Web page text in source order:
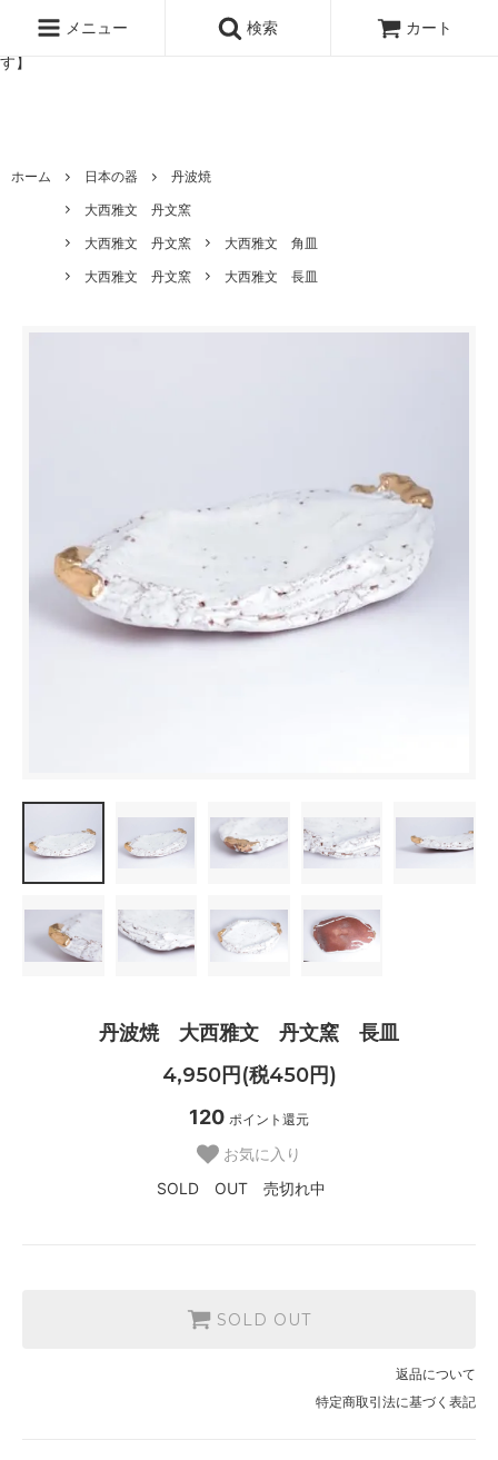
ッタのオンラインストア【アラビア,クイストゴーなどの北欧ヴィンテ
ージ食器,雅峰窯やソルテグラスジュエリーなどの作家の作品が並びま
す】
メニュー 検索 カート
ホーム 日本の器
丹波焼
大西雅文 丹文窯
大西雅文 丹文窯
大西雅文 角皿
大西雅文 丹文窯
大西雅文 長皿
丹波焼 大西雅文 丹文窯 長皿
4,950円(税450円)
120 ポイント還元
お気に入り
SOLD OUT 売切れ中
SOLD OUT
返品について
特定商取引法に基づく表記